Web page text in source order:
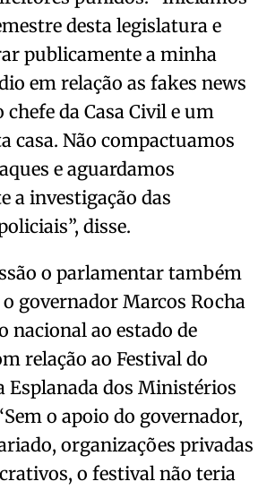
desta legislatura e
publicamente a minha
em relação as fakes news
chefe da Casa Civil e um
casa. Não compactuamos
e aguardamos
a investigação das
disse.
o parlamentar também
governador Marcos Rocha
nacional ao estado de
relação ao Festival do
Esplanada dos Ministérios
o apoio do governador,
organizações privadas
o festival não teria